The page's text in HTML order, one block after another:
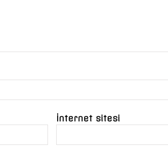
İnternet sitesi